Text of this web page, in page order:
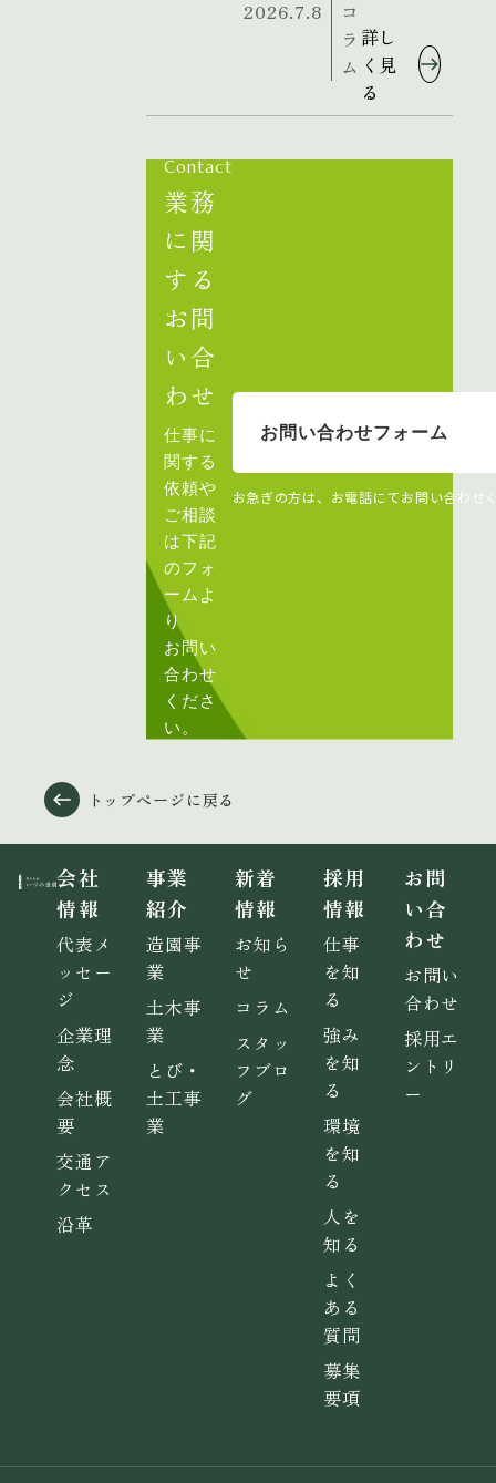
2026.7.8
コ
ラ
ム
詳し
く見
る
Contact
業務
に関
する
お問
い合
わせ
仕事に
関する
依頼や
ご相談
は下記
のフォ
ームよ
り
お問い
合わせ
くださ
い。
お問い合わせフォーム
お急ぎの方は、お電話にてお問い合わせ
トップページに戻る
会社
情報
代表メ
ッセー
ジ
企業理
念
会社概
要
交通ア
クセス
沿革
事業
紹介
造園事
業
土木事
業
とび・
土工事
業
新着
情報
お知ら
せ
コラム
スタッ
フブロ
グ
採用
情報
仕事
を知
る
強み
を知
る
環境
を知
る
人を
知る
よく
ある
質問
募集
要項
お問
い合
わせ
お問い
合わせ
採用エ
ントリ
ー